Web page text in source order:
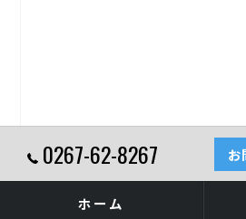
0267-62-8267 お
ホーム